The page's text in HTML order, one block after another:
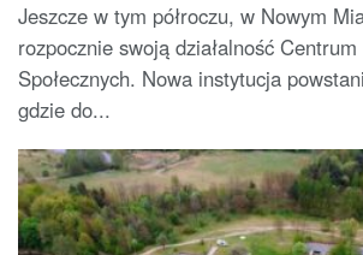
Jeszcze w tym półroczu, w Nowym
rozpocznie swoją działalność Centrum
Społecznych. Nowa instytucja
gdzie do...